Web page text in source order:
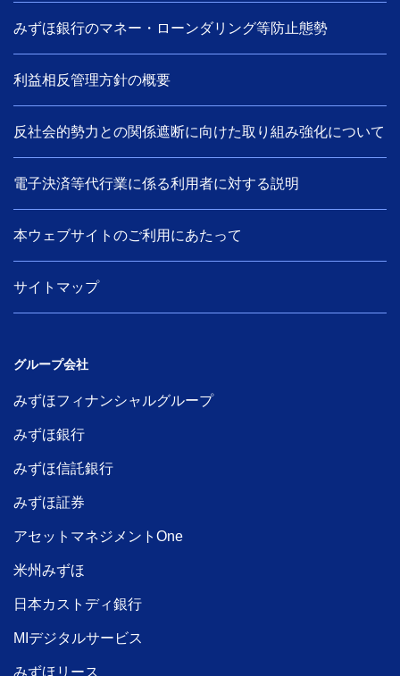
みずほ銀行のマネー・ローンダリング等防止態勢
利益相反管理方針の概要
反社会的勢力との関係遮断に向けた取り組み強化について
電子決済等代行業に係る利用者に対する説明
本ウェブサイトのご利用にあたって
サイトマップ
グループ会社
みずほフィナンシャルグループ
みずほ銀行
みずほ信託銀行
みずほ証券
アセットマネジメントOne
米州みずほ
日本カストディ銀行
MIデジタルサービス
みずほリース